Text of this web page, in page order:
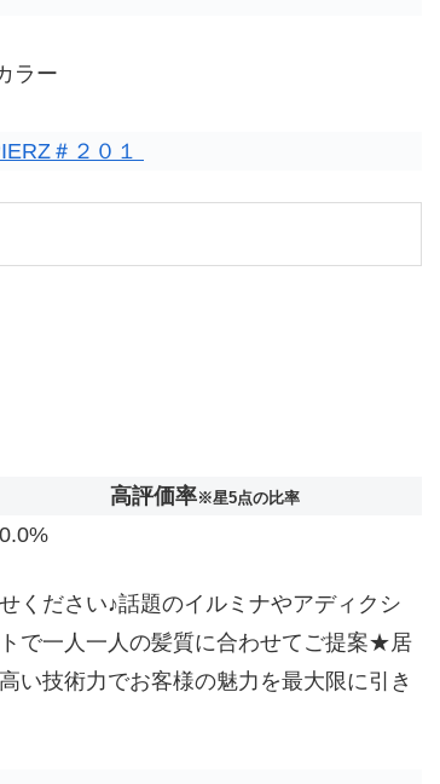
ラー
＃２０１
高評価率※星5点の比率
ください♪話題のイルミナやアディクシ
で一人一人の髪質に合わせてご提案★居
い技術力でお客様の魅力を最大限に引き